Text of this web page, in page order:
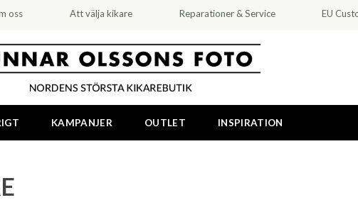
oss Att välja kikare Reparationer & Service EU
KAMPANJER OUTLET INSPIRATION